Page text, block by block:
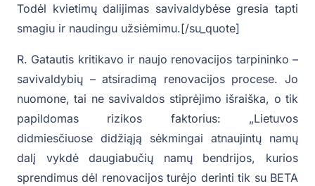
Todėl kvietimų dalijimas savivaldybėse gresia tapti
smagiu ir naudingu užsiėmimu.[/su_quote]
R. Gatautis kritikavo ir naujo renovacijos tarpininko –
savivaldybių – atsiradimą renovacijos procese. Jo
nuomone, tai ne savivaldos stiprėjimo išraiška, o tik
papildomas rizikos faktorius: „Lietuvos
didmiesčiuose didžiąją sėkmingai atnaujintų namų
dalį vykdė daugiabučių namų bendrijos, kurios
sprendimus dėl renovacijos turėjo derinti tik su BETA